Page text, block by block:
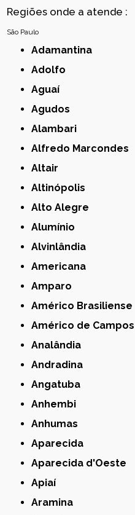
Regiões onde a atende :
São Paulo
Adamantina
Adolfo
Aguaí
Agudos
Alambari
Alfredo Marcondes
Altair
Altinópolis
Alto Alegre
Alumínio
Alvinlândia
Americana
Amparo
Américo Brasiliense
Américo de Campos
Analândia
Andradina
Angatuba
Anhembi
Anhumas
Aparecida
Aparecida d'Oeste
Apiaí
Aramina